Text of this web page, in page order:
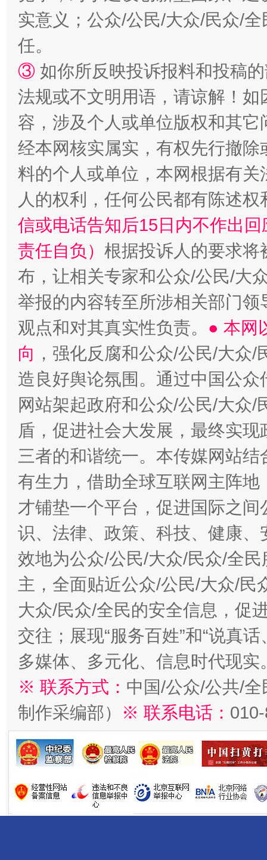
实意义；公众/公民/大众/民众/
任。
③ 如你所反映投诉报料和投稿
法规或不文明用语，请谅解！
容，涉及个人或单位版权和其它
经本网核实属实，有权先行撤
料的个人或单位，本网根据有
人的权利，任何公民都有陈述
信或电话告知后15日内不作出
责任自负） 根据投诉人的要求将
布，让相关专家和公众/公民/大
举报的内容转至所涉相关部门
观点和对其真实性负责。 ● 本网
向 ，强化反腐和公众/公民/大众
造良好舆论氛围。通过中国公
网站架起政府和公众/公民/大众
盾，促进社会大发展，最终实
三者的和谐统一。本传媒网站
有生力，借助全球互联网主阵
才铺垫一个平台，促进国际之
识、法律、政策、科技、健康
效地为公众/公民/大众/民众/全
主，全面贴近公众/公民/大众/民
大众/民众/全民的安全信息，促
交往；展现“服务百姓”和“说真
多媒体、多元化、信息时代现实
※ 联系方式： 中国/公众/公共/
制作采编部）
※ 联系电话：